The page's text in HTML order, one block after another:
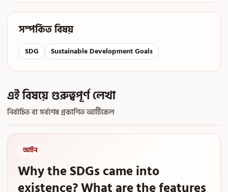
সম্পর্কিত বিষয়
SDG Sustainable Development Goals
এই বিষয়ে গুরুত্বপূর্ণ লেখা
নির্বাচিত বা সর্বশেষ প্রকাশিত আর্টিকেল
আইন
Why the SDGs came into